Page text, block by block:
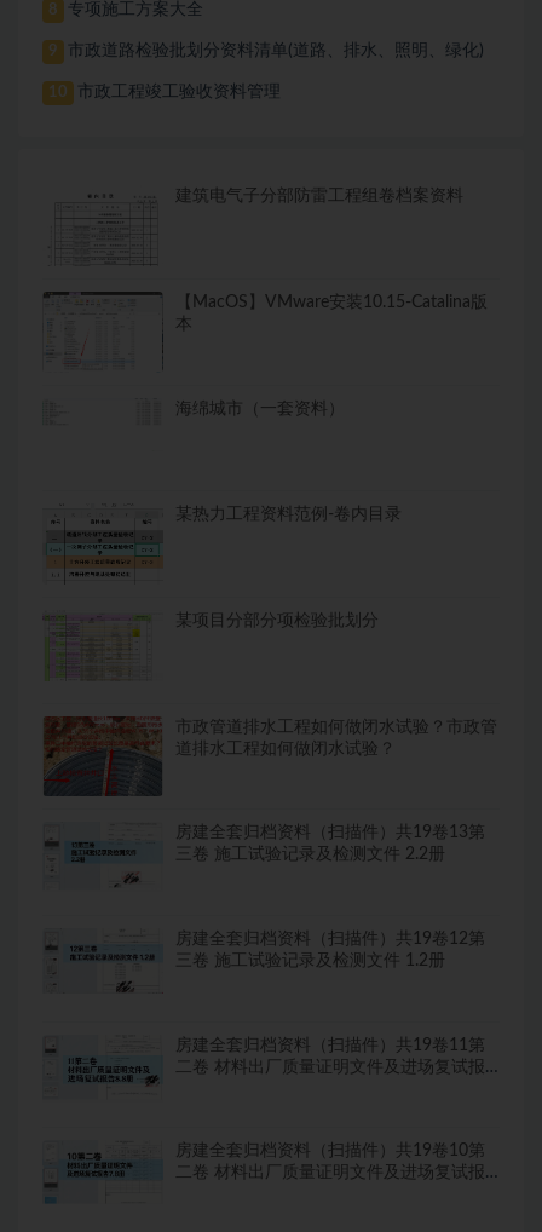
8 专项施工方案大全
9 市政道路检验批划分资料清单(道路、排水、照明、绿化)
10 市政工程竣工验收资料管理
建筑电气子分部防雷工程组卷档案资料
【MacOS】VMware安装10.15-Catalina版
本
海绵城市（一套资料）
某热力工程资料范例-卷内目录
某项目分部分项检验批划分
市政管道排水工程如何做闭水试验？市政管
道排水工程如何做闭水试验？
房建全套归档资料（扫描件）共19卷13第
三卷 施工试验记录及检测文件 2.2册
房建全套归档资料（扫描件）共19卷12第
三卷 施工试验记录及检测文件 1.2册
房建全套归档资料（扫描件）共19卷11第
二卷 材料出厂质量证明文件及进场复试报
房建全套归档资料（扫描件）共19卷10第
二卷 材料出厂质量证明文件及进场复试报